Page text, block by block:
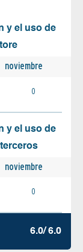
y el uso de
noviembre
0
y el uso de
noviembre
0
6.0/ 6.0